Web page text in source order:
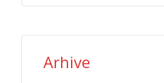
Arhive